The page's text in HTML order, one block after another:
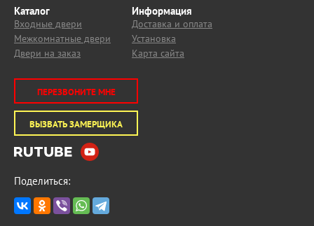
Каталог
Входные двери
Межкомнатные двери
Двери на заказ
Информация
Доставка и оплата
Установка
Карта сайта
ПЕРЕЗВОНИТЕ МНЕ
ВЫЗВАТЬ ЗАМЕРЩИКА
Поделиться: